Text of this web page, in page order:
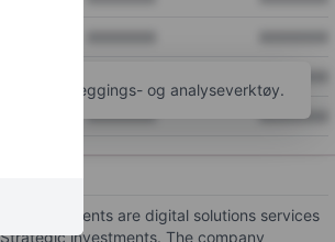
XXXXXXX XXXXXXX
flere kartleggings- og analyseverktøy.
segments are digital solutions services
investments. The company